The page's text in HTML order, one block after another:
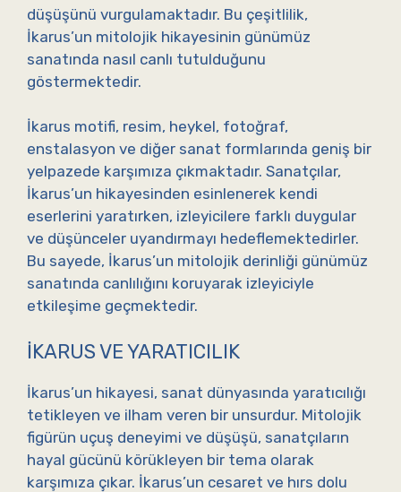
düşüşünü vurgulamaktadır. Bu çeşitlilik,
İkarus’un mitolojik hikayesinin günümüz
sanatında nasıl canlı tutulduğunu
göstermektedir.
İkarus motifi, resim, heykel, fotoğraf,
enstalasyon ve diğer sanat formlarında geniş bir
yelpazede karşımıza çıkmaktadır. Sanatçılar,
İkarus’un hikayesinden esinlenerek kendi
eserlerini yaratırken, izleyicilere farklı duygular
ve düşünceler uyandırmayı hedeflemektedirler.
Bu sayede, İkarus’un mitolojik derinliği günümüz
sanatında canlılığını koruyarak izleyiciyle
etkileşime geçmektedir.
İKARUS VE YARATICILIK
İkarus’un hikayesi, sanat dünyasında yaratıcılığı
tetikleyen ve ilham veren bir unsurdur. Mitolojik
figürün uçuş deneyimi ve düşüşü, sanatçıların
hayal gücünü körükleyen bir tema olarak
karşımıza çıkar. İkarus’un cesaret ve hırs dolu